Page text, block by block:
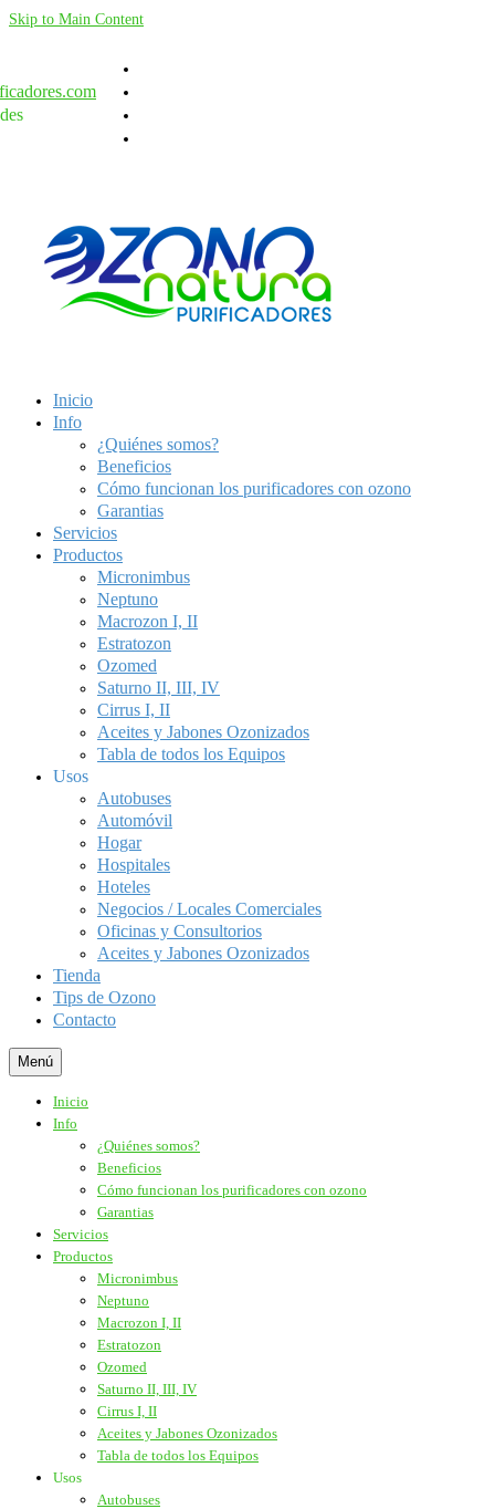
Skip to Main Content
Inicio
Info
¿Quiénes somos?
Beneficios
Cómo funcionan los purificadores con ozono
Garantias
Servicios
Productos
Micronimbus
Neptuno
Macrozon I, II
Estratozon
Ozomed
Saturno II, III, IV
Cirrus I, II
Aceites y Jabones Ozonizados
Tabla de todos los Equipos
Usos
Autobuses
Automóvil
Hogar
Hospitales
Hoteles
Negocios / Locales Comerciales
Oficinas y Consultorios
Aceites y Jabones Ozonizados
Tienda
Tips de Ozono
Contacto
Menú
Inicio
Info
¿Quiénes somos?
Beneficios
Cómo funcionan los purificadores con ozono
Garantias
Servicios
Productos
Micronimbus
Neptuno
Macrozon I, II
Estratozon
Ozomed
Saturno II, III, IV
Cirrus I, II
Aceites y Jabones Ozonizados
Tabla de todos los Equipos
Usos
Autobuses